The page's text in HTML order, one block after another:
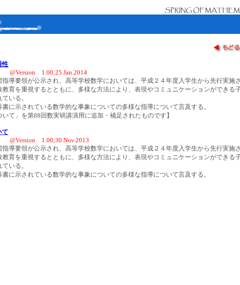
性
@Version 1.00;25.Jan.2014
導要領が公示され、高等学校数学においては、平成２４年度入学生から先行実施
育を重視するとともに、多様な方法により、表現やコミュニケーションができる
いる。
に示されている数学的な事象についての多様な指導について言及する。
いて」を第88回数実研講演用に追加・補足されたものです】
て
@Version 1.00;30.Nov.2013
導要領が公示され、高等学校数学においては、平成２４年度入学生から先行実施
育を重視するとともに、多様な方法により、表現やコミュニケーションができる
いる。
に示されている数学的な事象についての多様な指導について言及する。